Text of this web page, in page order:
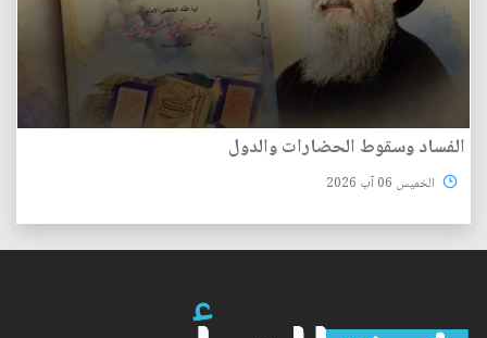
الفساد وسقوط الحضارات والدول
الخميس 06 آب 2026